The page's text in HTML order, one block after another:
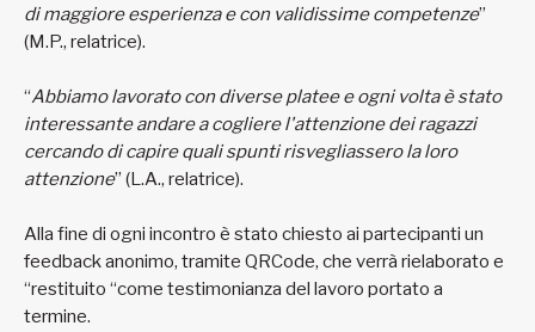
di maggiore esperienza e con validissime competenze”
(M.P., relatrice).
“Abbiamo lavorato con diverse platee e ogni volta è stato
interessante andare a cogliere l'attenzione dei ragazzi
cercando di capire quali spunti risvegliassero la loro
attenzione” (L.A., relatrice).
Alla fine di ogni incontro è stato chiesto ai partecipanti un
feedback anonimo, tramite QRCode, che verrà rielaborato e
“restituito “come testimonianza del lavoro portato a
termine.